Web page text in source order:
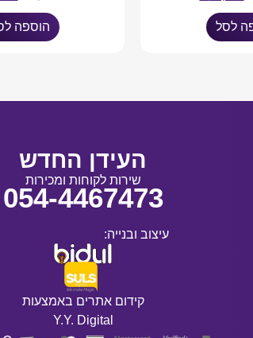
לסל הוספה
העידן החדש
שירות לקוחות ומכירות
054-4467473
עיצוב ובנייה:
קידום אתרים באמצעות
Y.Y. Digital